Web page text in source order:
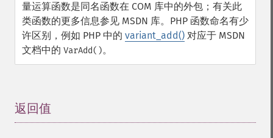
量运算函数是同名函数在 COM 库中的外包；有关此
类函数的更多信息参见 MSDN 库。PHP 函数命名有少
许区别，例如 PHP 中的 variant_add() 对应于 MSDN
文档中的 VarAdd()。
返回值